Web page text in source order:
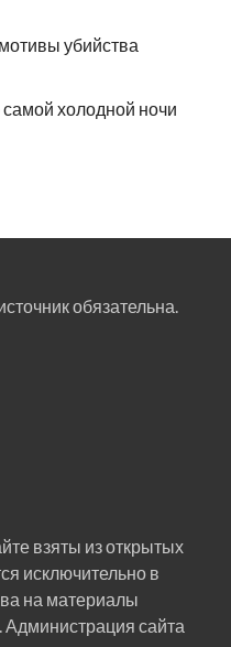
убийства
холодной ночи
обязательна.
взяты из открытых
исключительно в
на материалы
сайта